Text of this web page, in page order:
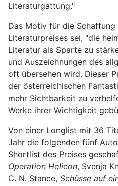
Literaturgattung."
Das Motiv für die Schaffung
Literaturpreises sei, "die
Literatur als Sparte zu
und Auszeichnungen des
oft übersehen wird. Dieser
der österreichischen
mehr Sichtbarkeit zu
Werke ihrer Wichtigkeit
Von einer Longlist mit 36
Jahr die folgenden fünf
Shortlist des Preises
Operation Helicon, Svenja
C. N. Stance, Schüsse auf